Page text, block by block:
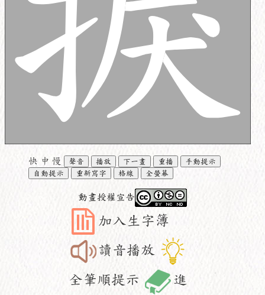
快 中 慢 聲音 播放 下一畫 重播
手動提示
自動提示
重新寫字 格線 全螢幕
動畫授權宣告
加入生字簿
讀音播放
全筆順提示
進